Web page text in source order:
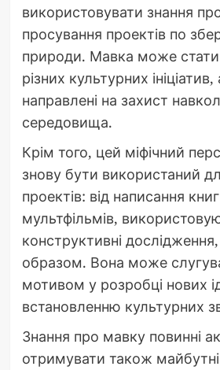
використовувати знання
просування проектів по
природи. Мавка може
різних культурних
направлені на захист
середовища.
Крім того, цей міфічний
знову бути використаний
проектів: від написання
мультфільмів,
конструктивні дослідження,
образом. Вона може
мотивом у розробці нових
встановленню культурних
Знання про мавку повинні
отримувати також